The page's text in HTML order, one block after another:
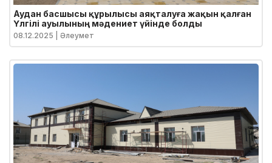
Аудан басшысы құрылысы аяқталуға жақын қалған
Үлгілі ауылының мәдениет үйінде болды
08.12.2025 | Әлеумет